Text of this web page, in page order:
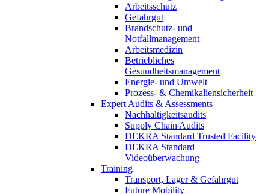
Arbeitsschutz
Gefahrgut
Brandschutz- und
Notfallmanagement
Arbeitsmedizin
Betriebliches
Gesundheitsmanagement
Energie- und Umwelt
Prozess- & Chemikaliensicherheit
Expert Audits & Assessments
Nachhaltigkeitsaudits
Supply Chain Audits
DEKRA Standard Trusted Facility
DEKRA Standard
Videoüberwachung
Training
Transport, Lager & Gefahrgut
Future Mobility